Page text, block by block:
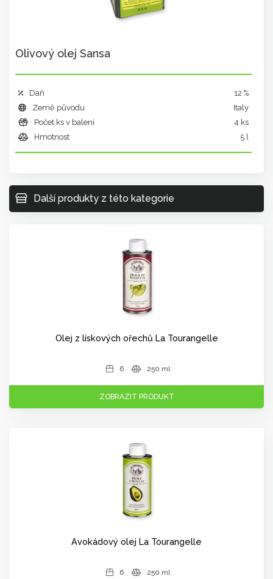
Olivový olej Sansa
Daň
12 %
Země původu
Italy
Počet ks v balení
4 ks
Hmotnost
5 l
Další produkty z této kategorie
Olej z lískových ořechů La Tourangelle
6 250 ml
ZOBRAZIT PRODUKT
Avokádový olej La Tourangelle
6 250 ml